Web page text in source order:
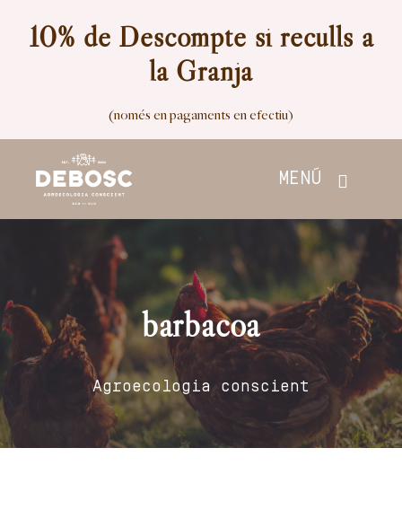
10% de Descompte si reculls a
la Granja
(només en pagaments en efectiu)
MENÚ
Nosaltres
Carret
barbacoa
Agroecologia conscient